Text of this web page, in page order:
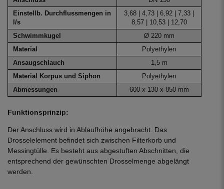
Einstellb. Durchflussmengen in
l/s
3,68 | 4,73 | 6,92 | 7,33 |
8,57 | 10,53 | 12,70
Schwimmkugel
Ø 220 mm
Material
Polyethylen
Ansaugschlauch
1,5 m
Material Korpus und Siphon
Polyethylen
Abmessungen
600 x 130 x 850 mm
Funktionsprinzip:
Der Anschluss wird in Ablaufhöhe angebracht. Das
Drosselelement befindet sich zwischen Filterkorb und
Messingtülle. Es besteht aus abgestuften Abschnitten, die
entsprechend der gewünschten Drosselmenge abgelängt
werden.